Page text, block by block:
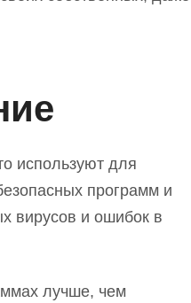
используют для
программ и
х вирусов и ошибок в
лучше, чем